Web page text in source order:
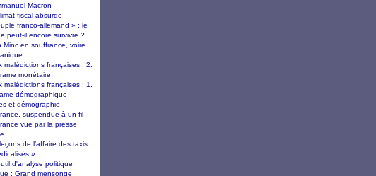
Macron
fiscal absurde
franco-allemand » : le
peut-il encore survivre ?
Minc en souffrance, voire
malédictions françaises : 2.
monétaire
malédictions françaises : 1.
démographique
et démographie
suspendue à un fil
vue par la presse
de l’affaire des taxis
»
d'analyse politique
: Grand mensonge